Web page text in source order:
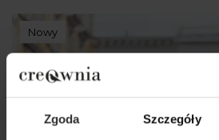
Zgoda Szczegóły
Nowy